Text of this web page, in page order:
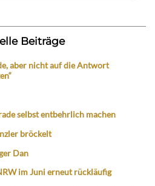
Beiträge
aber nicht auf die Antwort
selbst entbehrlich machen
bröckelt
Dan
im Juni erneut rückläufig